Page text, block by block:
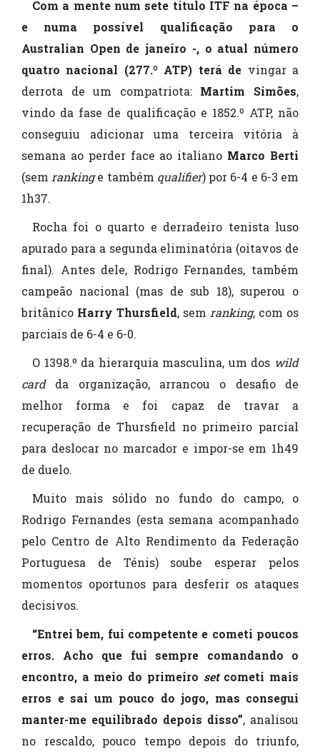
Com a mente num sete título ITF na época –
e numa possível qualificação para o
Australian Open de janeiro -, o atual número
quatro nacional (277.º ATP) terá de vingar a
derrota de um compatriota: Martim Simões,
vindo da fase de qualificação e 1852.º ATP, não
conseguiu adicionar uma terceira vitória à
semana ao perder face ao italiano Marco Berti
(sem rankinge também qualifier) por 6-4 e 6-3 em
1h37.
Rocha foi o quarto e derradeiro tenista luso
apurado para a segunda eliminatória (oitavos de
final). Antes dele, Rodrigo Fernandes, também
campeão nacional (mas de sub 18), superou o
britânico Harry Thursfield, sem ranking, com os
parciais de 6-4 e 6-0.
O 1398.º da hierarquia masculina, um dos wild
cardda organização, arrancou o desafio de
melhor forma e foi capaz de travar a
recuperação de Thursfield no primeiro parcial
para deslocar no marcador e impor-se em 1h49
de duelo.
Muito mais sólido no fundo do campo, o
Rodrigo Fernandes (esta semana acompanhado
pelo Centro de Alto Rendimento da Federação
Portuguesa de Ténis) soube esperar pelos
momentos oportunos para desferir os ataques
decisivos.
“Entrei bem, fui competente e cometi poucos
erros. Acho que fui sempre comandando o
encontro, a meio do primeiro set cometi mais
erros e saí um pouco do jogo, mas consegui
manter-me equilibrado depois disso”, analisou
no rescaldo, pouco tempo depois do triunfo,